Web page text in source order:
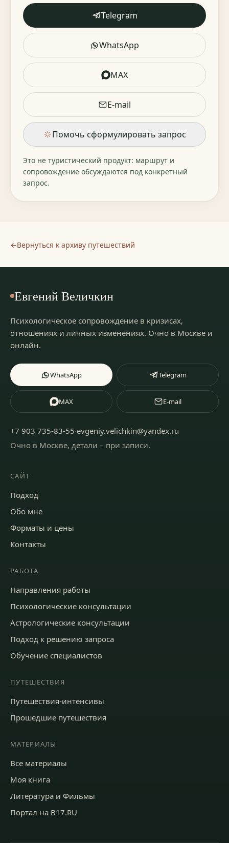
Telegram
WhatsApp
MAX
E-mail
Помочь сформулировать запрос
Это не туристический продукт: маршрут и
сопровождение обсуждаются под конкретный
запрос.
←Вернуться к архиву путешествий
Евгений Величкин
Психологическое сопровождение в кризисах,
отношениях и личных изменениях. Очно в Москве и
онлайн.
WhatsApp Telegram
MAX E-mail
+7 903 735-83-55·evgeniy.velichkin@yandex.ru
Очно в Москве, детали – при записи.
САЙТ
Подход
Обо мне
Форматы и цены
Контакты
РАБОТА
Направления работы
Психологические консультации
Астрологические консультации
Подход к решению запроса
Обучение специалистов
ПУТЕШЕСТВИЯ
Путешествия-интенсивы
Прошедшие путешествия
МАТЕРИАЛЫ
Все материалы
Моя книга
Литература и Фильмы
Портал на B17.RU